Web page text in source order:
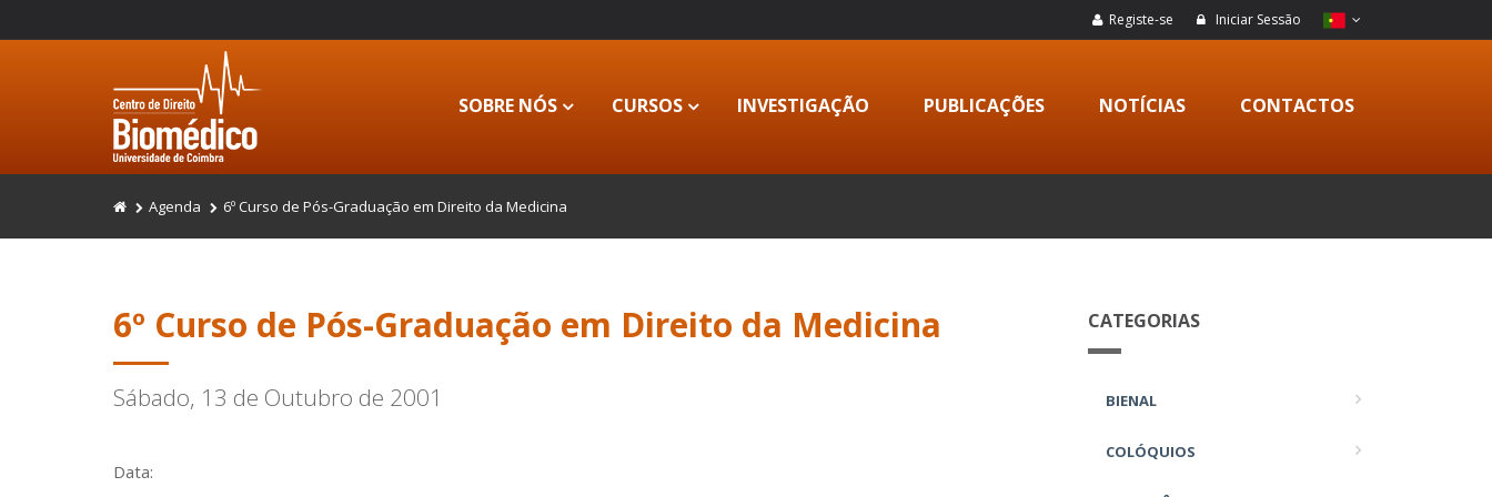
Registe-se Iniciar Sessão
SOBRE NÓS CURSOS INVESTIGAÇÃO PUBLICAÇÕES NOTÍCIAS CONTACTOS
Agenda 6º Curso de Pós-Graduação em Direito da Medicina
6º Curso de Pós-Graduação em Direito da Medicina
Sábado, 13 de Outubro de 2001
Data:
CATEGORIAS
BIENAL
COLÓQUIOS